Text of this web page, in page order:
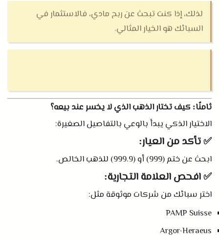
لذلك، إذا كنت تبحث عن ربح مادي، فالاستثمار في
السبائك هو الخيار المثالي.
ثامنًا: كيف تختار الذهب الذي لا يخسر عند بيعه؟
الاختيار الذكي يبدأ بالوعي بالتفاصيل الصغيرة:
✅ تأكد من العيار:
ابحث عن ختم(999) أو(999.9) للذهب الخالص.
✅ افحص العلامة التجارية:
اختر سبائك من شركات موثوقة مثل:
PAMP Suisse
Argor-Heraeus